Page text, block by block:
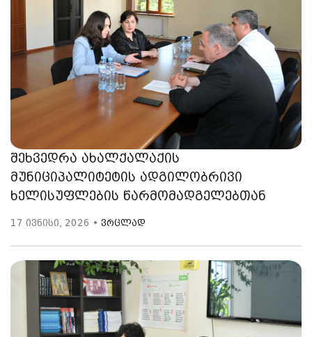
შეხვედრა ახალქალაქის
მუნიციპალიტეტის ადგილობრივი
ხელისუფლების წარმომადგელებთან
17 ივნისი, 2026 • ვრცლად